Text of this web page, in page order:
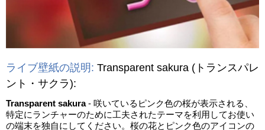
ライブ壁紙の説明: Transparent sakura (トランスパレ
ント・サクラ):
Transparent sakura- 咲いているピンク色の桜が表示される、
特定にランチャーのために工夫されたテーマを利用してお使い
の端末を独自にしてください。桜の花とピンク色のアイコンの